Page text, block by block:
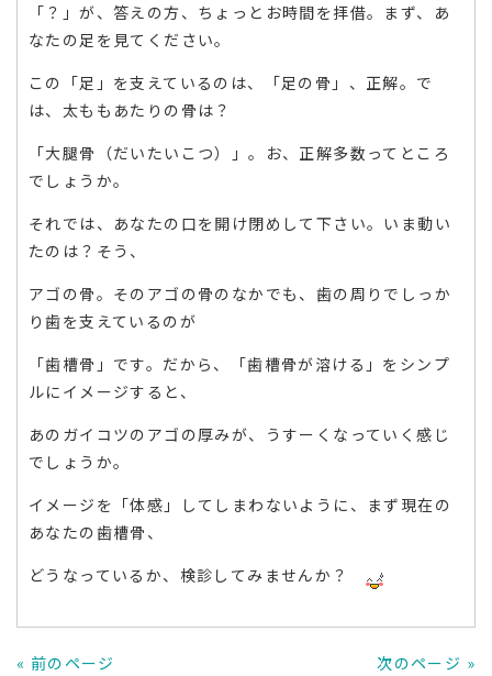
「？」が、答えの方、ちょっとお時間を拝借。まず、あ
なたの足を見てください。
この「足」を支えているのは、「足の骨」、正解。で
は、太ももあたりの骨は？
「大腿骨（だいたいこつ）」。お、正解多数ってところ
でしょうか。
それでは、あなたの口を開け閉めして下さい。いま動い
たのは？そう、
アゴの骨。そのアゴの骨のなかでも、歯の周りでしっか
り歯を支えているのが
「歯槽骨」です。だから、「歯槽骨が溶ける」をシンプ
ルにイメージすると、
あのガイコツのアゴの厚みが、うすーくなっていく感じ
でしょうか。
イメージを「体感」してしまわないように、まず現在の
あなたの歯槽骨、
どうなっているか、検診してみませんか？
« 前のページ 次のページ »